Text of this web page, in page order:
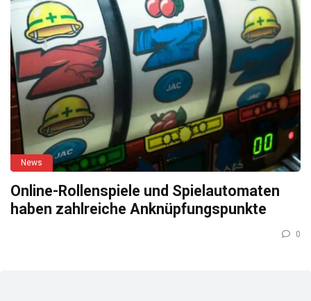
News
Online-Rollenspiele und Spielautomaten
haben zahlreiche Anknüpfungspunkte
0